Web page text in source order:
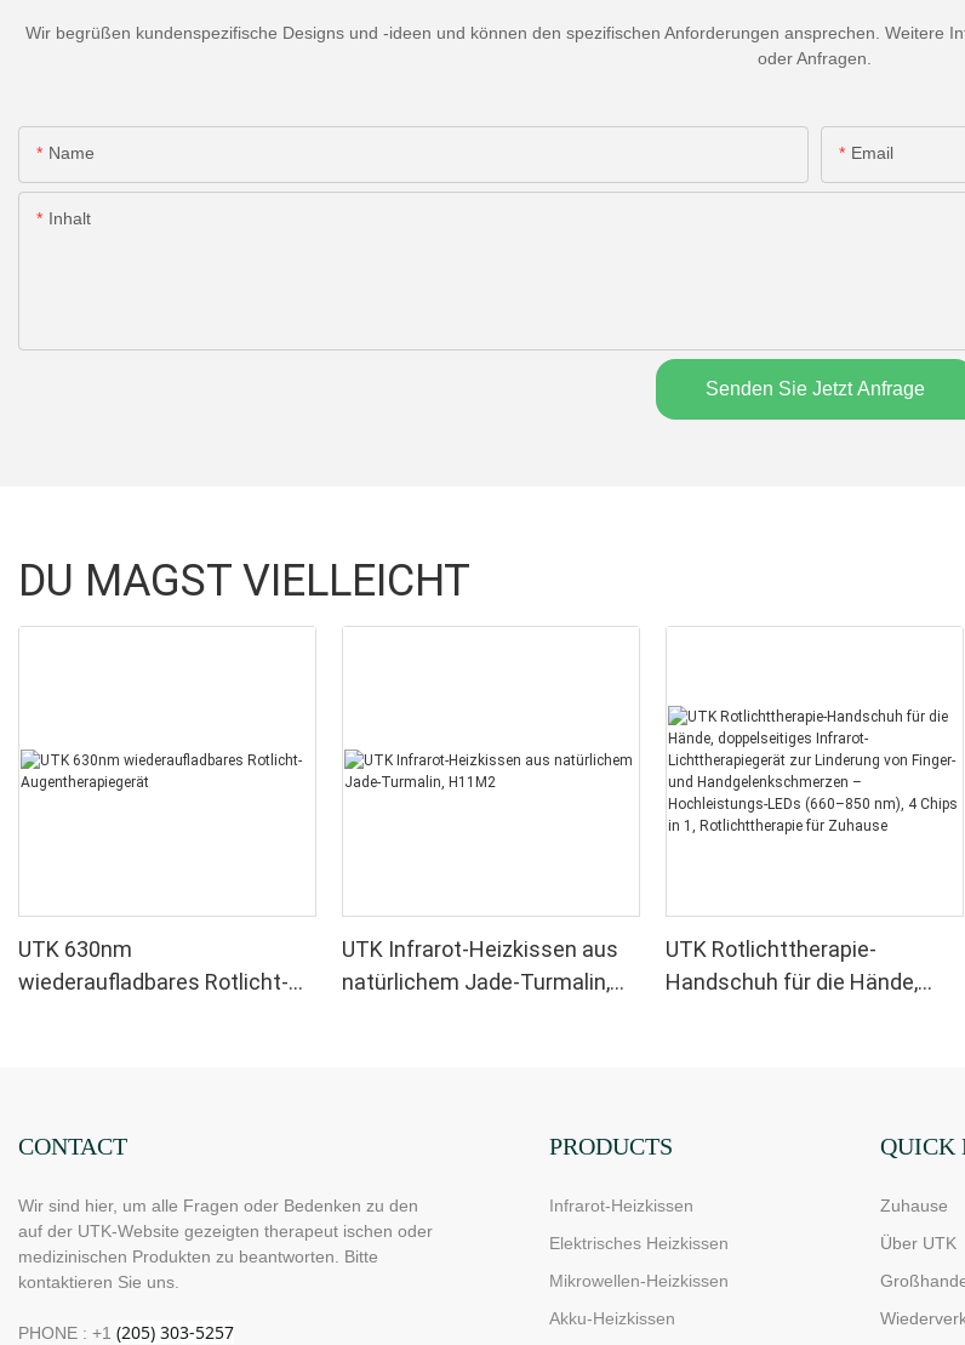
Wir begrüßen kundenspezifische Designs und -ideen und können den spezifischen Anforderungen ansprechen. Weitere
oder Anfragen.
Name Email
Inhalt
Senden Sie Jetzt Anfrage
DU MAGST VIELLEICHT
UTK 630nm
wiederaufladbares Rotlicht-
UTK Infrarot-Heizkissen aus
natürlichem Jade-Turmalin,
UTK Rotlichttherapie-
Handschuh für die Hände,
Hochleistungs-LEDs (660–
Rotlichttherapie für Zuhause
CONTACT
Wir sind hier, um alle Fragen oder Bedenken zu den
auf der UTK-Website gezeigten therapeut ischen oder
medizinischen Produkten zu beantworten. Bitte
kontaktieren Sie uns.
PHONE : +1
PRODUCTS
Infrarot-Heizkissen
Elektrisches Heizkissen
Mikrowellen-Heizkissen
Akku-Heizkissen
QUICK
Zuhause
Über UTK